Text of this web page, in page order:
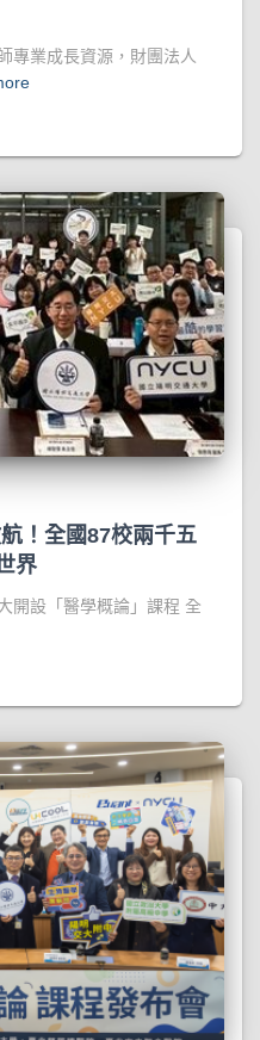
專業成長資源，財團法人
！全國87校兩千五
界
開設「醫學概論」課程 全